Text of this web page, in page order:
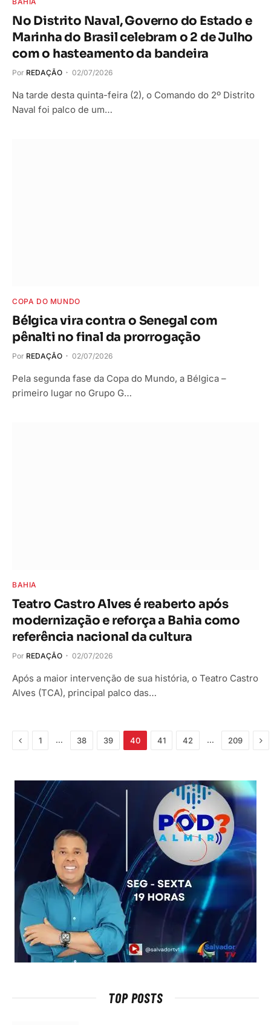
No Distrito Naval, Governo do Estado e
Marinha do Brasil celebram o 2 de Julho
com o hasteamento da bandeira
Por REDAÇÃO 02/07/2026
Na tarde desta quinta-feira (2), o Comando do 2º Distrito
Naval foi palco de um…
COPA DO MUNDO
Bélgica vira contra o Senegal com
pênalti no final da prorrogação
Por REDAÇÃO 02/07/2026
Pela segunda fase da Copa do Mundo, a Bélgica –
primeiro lugar no Grupo G…
BAHIA
Teatro Castro Alves é reaberto após
modernização e reforça a Bahia como
referência nacional da cultura
Por REDAÇÃO 02/07/2026
Após a maior intervenção de sua história, o Teatro Castro
Alves (TCA), principal palco das…
Anterior
1 … 38 39 40 41 42 … 209
TOP POSTS